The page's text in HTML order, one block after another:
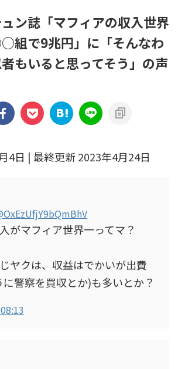
ン誌「マフィアの収入世界
組で9兆円」に「そんなわ
もいると思ってそう」の声
4日 | 最終更新 2023年4月24日
がマフィア世界一ってマ？
ヤクは、収益はでかいが出費
警察を買収とか)も多いとか？